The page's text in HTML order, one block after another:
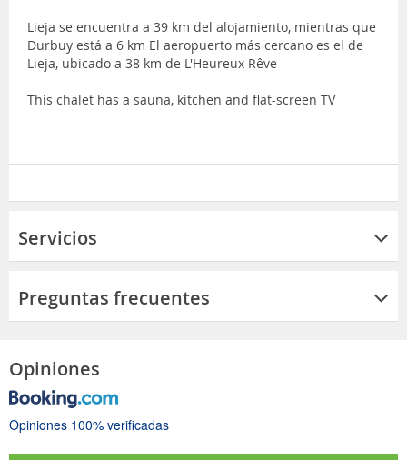
Lieja se encuentra a 39 km del alojamiento, mientras que
Durbuy está a 6 km El aeropuerto más cercano es el de
Lieja, ubicado a 38 km de L'Heureux Rêve
This chalet has a sauna, kitchen and flat-screen TV
Servicios
Preguntas frecuentes
Opiniones
Opiniones 100% verificadas